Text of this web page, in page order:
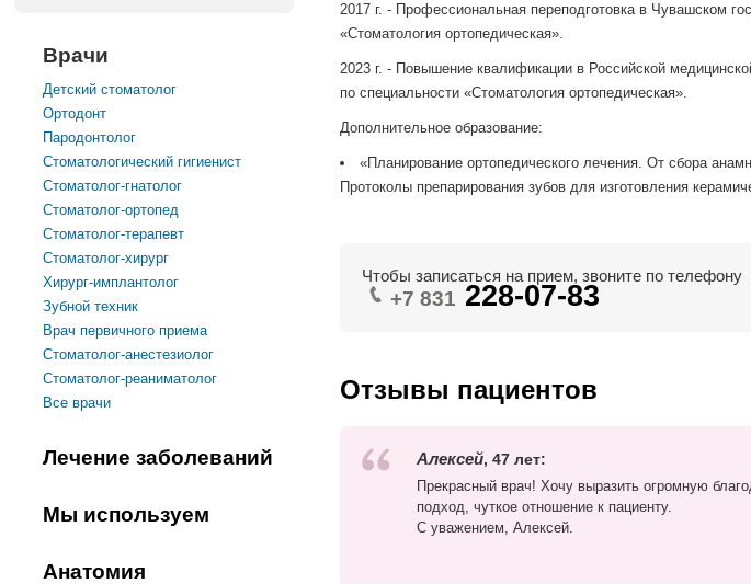
Врачи
Детский стоматолог
Ортодонт
Пародонтолог
Стоматологический гигиенист
Стоматолог-гнатолог
Стоматолог-ортопед
Стоматолог-терапевт
Стоматолог-хирург
Хирург-имплантолог
Зубной техник
Врач первичного приема
Стоматолог-анестезиолог
Стоматолог-реаниматолог
Все врачи
Лечение заболеваний
Мы используем
Анатомия
2017 г. - Профессиональная переподготовка в Чувашском
«Стоматология ортопедическая».
2023 г. - Повышение квалификации в Российской
по специальности «Стоматология ортопедическая».
Дополнительное образование:
«Планирование ортопедического лечения. От сбора
Протоколы препарирования зубов для изготовления
Чтобы записаться на прием, звоните по телефону
+7 831 228-07-83
Отзывы пациентов
Алексей, 47 лет:
Прекрасный врач! Хочу выразить огромную
подход, чуткое отношение к пациенту.
С уважением, Алексей.